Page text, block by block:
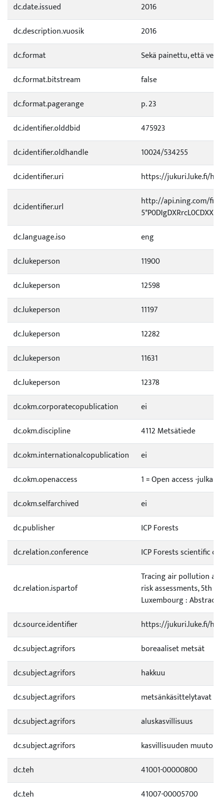
dc.date.issued
2016
dc.description.vuosik
2016
dc.format
Sekä painettu, että
dc.format.bitstream
false
dc.format.pagerange
p. 23
dc.identifier.olddbid
475923
dc.identifier.oldhandle
10024/534255
dc.identifier.uri
https://jukuri.luke.fi/
dc.identifier.url
http://api.ning.com/
dc.language.iso
eng
dc.lukeperson
11900
dc.lukeperson
12598
dc.lukeperson
11197
dc.lukeperson
12282
dc.lukeperson
11631
dc.lukeperson
12378
dc.okm.corporatecopublication
ei
dc.okm.discipline
4112 Metsätiede
dc.okm.internationalcopublication
ei
dc.okm.openaccess
1 = Open access -
dc.okm.selfarchived
ei
dc.publisher
ICP Forests
dc.relation.conference
ICP Forests scientific
dc.relation.ispartof
Tracing air pollution
risk assessments, 5th
Luxembourg :
dc.source.identifier
https://jukuri.luke.fi/
dc.subject.agrifors
boreaaliset metsät
dc.subject.agrifors
hakkuu
dc.subject.agrifors
metsänkäsittelytavat
dc.subject.agrifors
aluskasvillisuus
dc.subject.agrifors
kasvillisuuden
dc.teh
41001-00000800
dc.teh
41007-00005700